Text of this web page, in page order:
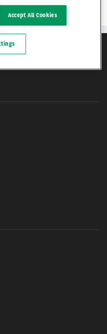
Accept All Cookies